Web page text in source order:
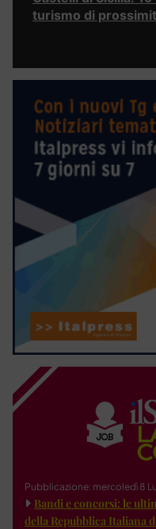
turismo di
Pubblicazione: mercoledì 8
Bandi e concorsi: le
della Repubblica Italiana